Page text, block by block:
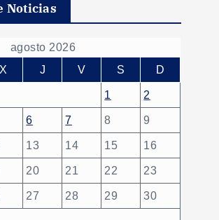
Noticias
agosto 2026
X J V S D
1 2
6 7 8 9
13 14 15 16
20 21 22 23
27 28 29 30